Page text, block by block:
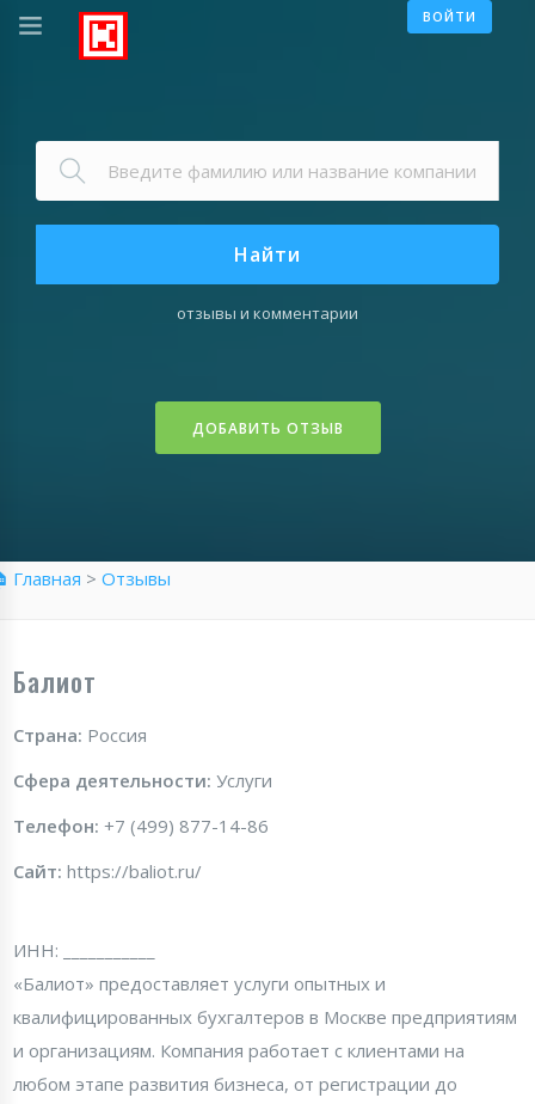
ВОЙТИ
Найти
отзывы и комментарии
ДОБАВИТЬ ОТЗЫВ
Главная > Отзывы
Балиот
Страна: Россия
Сфера деятельности: Услуги
Телефон: +7 (499) 877-14-86
Сайт: https://baliot.ru/
ИНН: ___________
«Балиот» предоставляет услуги опытных и
квалифицированных бухгалтеров в Москве предприятиям
и организациям. Компания работает с клиентами на
любом этапе развития бизнеса, от регистрации до